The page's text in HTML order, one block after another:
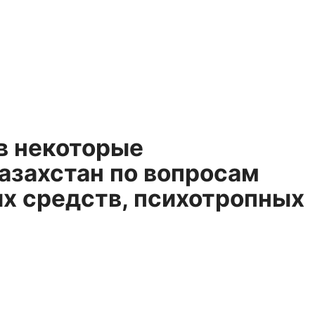
некоторые
по вопросам
средств, психотропных